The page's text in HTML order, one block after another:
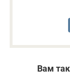
Вам